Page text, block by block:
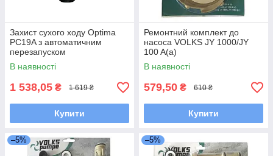
Захист сухого ходу Optima
PC19A з автоматичним
перезапуском
В наявності
1 538,05 ₴ 1 619 ₴
Купити
Ремонтний комплект до
насоса VOLKS JY 1000/JY
100 A(a)
В наявності
579,50 ₴ 610 ₴
Купити
–5% –5%